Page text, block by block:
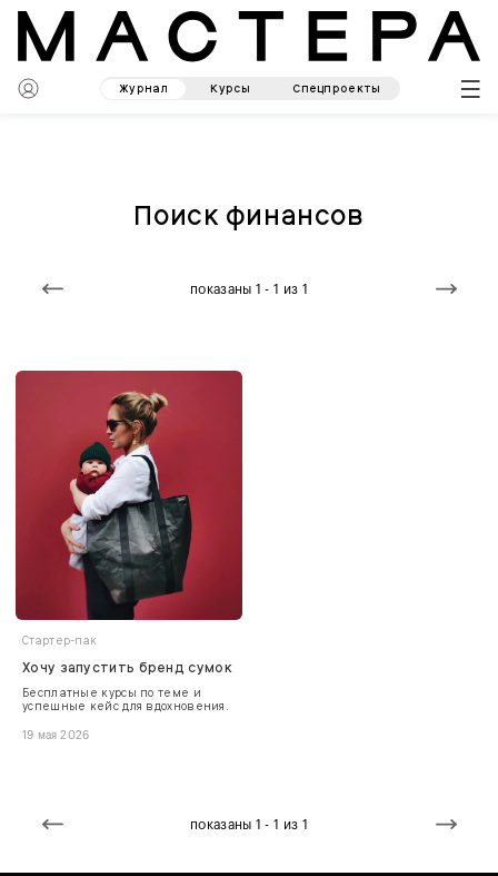
Журнал Курсы Спецпроекты
Поиск финансов
показаны 1 - 1 из 1
Стартер-пак
Хочу запустить бренд сумок
Бесплатные курсы по теме и
успешные кейс для вдохновения.
19 мая 2026
показаны 1 - 1 из 1